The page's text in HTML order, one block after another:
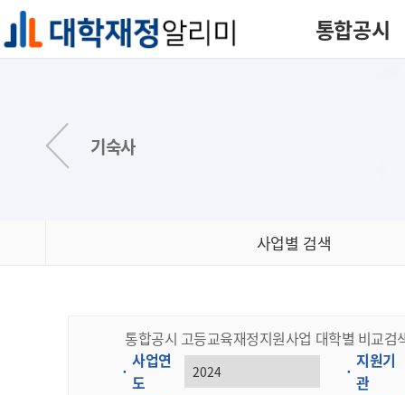
통합공시
기숙사
사업별 검색
통합공시 고등교육재정지원사업 대학별 비교
사업연
도
지원기
관